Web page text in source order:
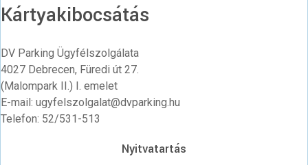
Kártyakibocsátás
DV Parking Ügyfélszolgálata
4027 Debrecen, Füredi út 27.
(Malompark II.) I. emelet
E-mail: ugyfelszolgalat@dvparking.hu
Telefon: 52/531-513
Nyitvatartás